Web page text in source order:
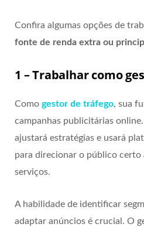
Confira algumas opções de
fonte de renda extra ou
1 – Trabalhar como
Como gestor de tráfego, sua
campanhas publicitárias
ajustará estratégias e usará
para direcionar o público certo
serviços.
A habilidade de identificar
adaptar anúncios é crucial. O